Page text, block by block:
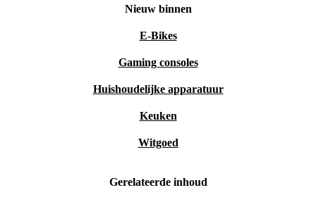
Nieuw binnen
E-Bikes
Gaming consoles
Huishoudelijke apparatuur
Keuken
Witgoed
Gerelateerde inhoud